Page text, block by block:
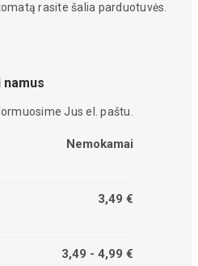
rasite šalia parduotuvės.
Jus el. paštu.
Nemokamai
3,49 €
3,49 - 4,99 €